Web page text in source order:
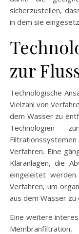
sicherzustellen,
in dem sie
zur
Technologische
Vielzahl von
dem Wasser zu
Technologien
Verfahren. Eine
Kläranlagen, die
eingeleitet
Verfahren, um
aus dem Wasser zu
Eine weitere